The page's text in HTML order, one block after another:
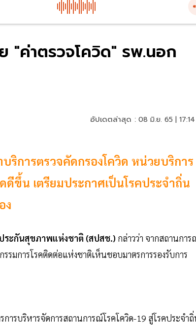
"ค่าตรวจโควิด" รพ.นอก
อัปเดตล่าสุด : 08 มิ.ย. 65 |
ริการตรวจคัดกรองโควิด หน่วยบริการ
ขึ้น เตรียมประกาศเป็นโรคประจำถิ่น
ง
ระกันสุขภาพแห่งชาติ (สปสช.) กล่าวว่า จากสถานกา
มการโรคติดต่อแห่งชาติเห็นชอบมาตรการรองรับการ
ารบริหารจัดการสถานการณ์โรคโควิด-19 สู่โรคประจำ